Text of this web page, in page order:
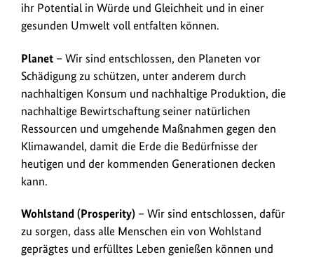
ihr Potential in Würde und Gleichheit und in einer
gesunden Umwelt voll entfalten können.
Planet – Wir sind entschlossen, den Planeten vor
Schädigung zu schützen, unter anderem durch
nachhaltigen Konsum und nachhaltige Produktion, die
nachhaltige Bewirtschaftung seiner natürlichen
Ressourcen und umgehende Maßnahmen gegen den
Klimawandel, damit die Erde die Bedürfnisse der
heutigen und der kommenden Generationen decken
kann.
Wohlstand (Prosperity) – Wir sind entschlossen, dafür
zu sorgen, dass alle Menschen ein von Wohlstand
geprägtes und erfülltes Leben genießen können und